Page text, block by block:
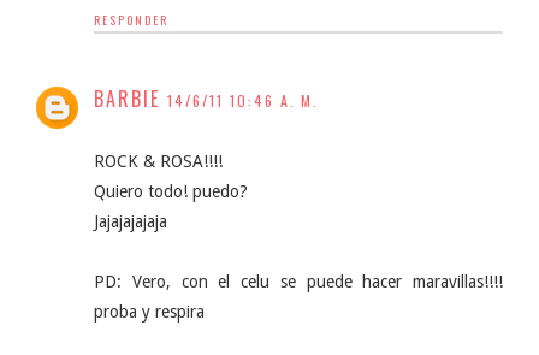
RESPONDER
BARBIE 14/6/11 10:46 A. M.
ROCK & ROSA!!!!
Quiero todo! puedo?
Jajajajajaja
PD: Vero, con el celu se puede hacer maravillas!!!!
proba y respira